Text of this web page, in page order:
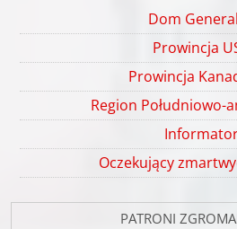
Dom
Prowincja
Prowincja
Region Południowo-
Oczekujący
PATRONI